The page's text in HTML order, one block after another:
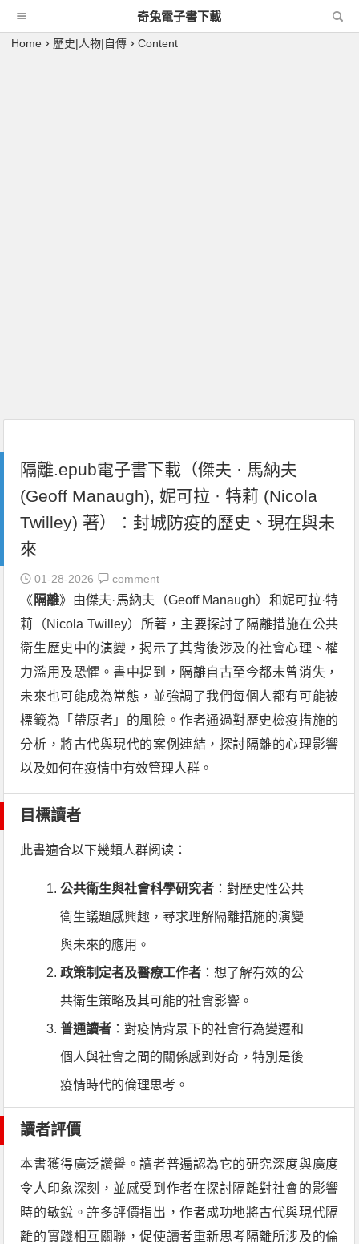
奇兔電子書下載
Home 歷史|人物|自傳 Content
隔離.epub電子書下載（傑夫 · 馬納夫
(Geoff Manaugh), 妮可拉 · 特莉 (Nicola
Twilley) 著）：封城防疫的歷史、現在與未
來
01-28-2026 comment
《 隔離》由傑夫·馬納夫（Geoff Manaugh）和妮可拉·特
莉（Nicola Twilley）所著，主要探討了隔離措施在公共
衛生歷史中的演變，揭示了其背後涉及的社會心理、權
力濫用及恐懼。書中提到，隔離自古至今都未曾消失，
未來也可能成為常態，並強調了我們每個人都有可能被
標籤為「帶原者」的風險。作者通過對歷史檢疫措施的
分析，將古代與現代的案例連結，探討隔離的心理影響
以及如何在疫情中有效管理人群。
目標讀者
此書適合以下幾類人群阅读：
公共衛生與社會科學研究者 ：對歷史性公共
衛生議題感興趣，尋求理解隔離措施的演變
與未來的應用。
政策制定者及醫療工作者 ：想了解有效的公
共衛生策略及其可能的社會影響。
普通讀者 ：對疫情背景下的社會行為變遷和
個人與社會之間的關係感到好奇，特別是後
疫情時代的倫理思考。
讀者評價
本書獲得廣泛讚譽。讀者普遍認為它的研究深度與廣度
令人印象深刻，並感受到作者在探討隔離對社會的影響
時的敏銳。許多評價指出，作者成功地將古代與現代隔
離的實踐相互關聯，促使讀者重新思考隔離所涉及的倫